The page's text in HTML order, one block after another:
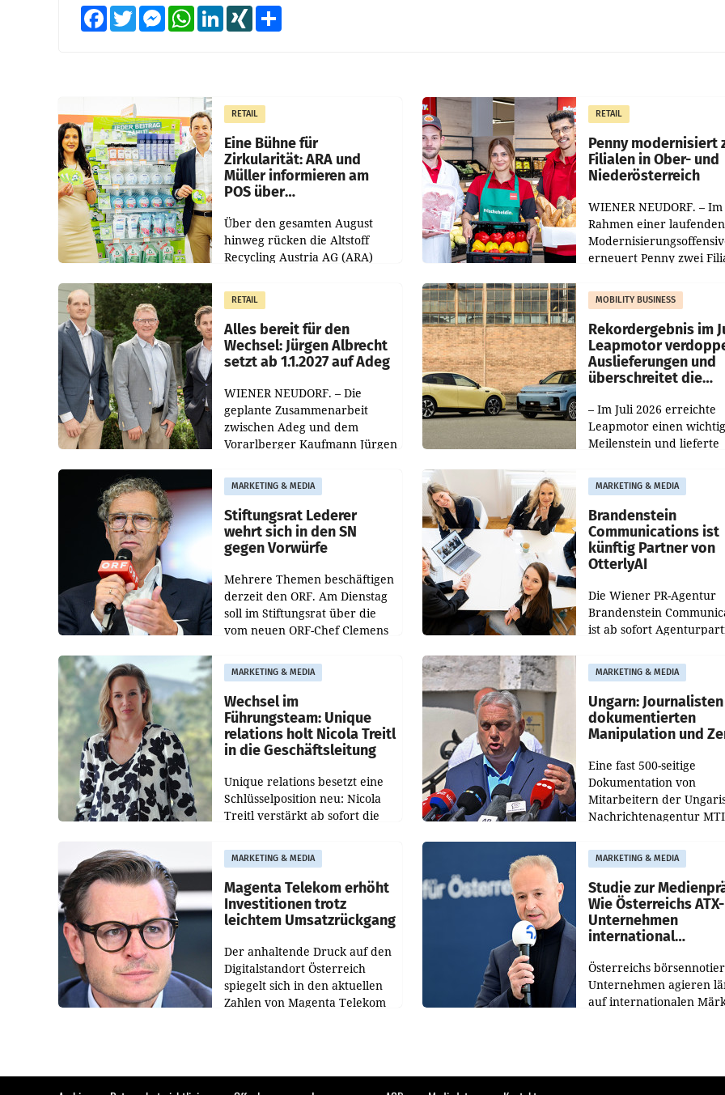
FacebookTwitter MessengerWhatsAppLinkedInXING
RETAIL
Eine Bühne für
Zirkularität: ARA und
Müller informieren am
POS über
Über den gesamten August
hinweg rücken die Altstoff
Recycling Austria AG (ARA)
Müller die Initiative „Kreislauf-
Helden“ in allen
österreichischen Müller-Filialen
RETAIL
Penny modernisiert
Filialen in Ober- und
Niederösterreich
WIENER NEUDORF. – Im
Rahmen einer laufenden
erneuert Penny zwei
Die beiden Standorte
Haag sowie im rund
RETAIL
Alles bereit für den
Wechsel: Jürgen Albrecht
setzt ab 1.1.2027 auf Adeg
WIENER NEUDORF. – Die
geplante Zusammenarbeit
zwischen Adeg und dem
Vorarlberger Kaufmann Jürgen
freigegeben: Die
Bundeswettbewerbsbehörde
und der Bundeskartellanwalt
MOBILITY BUSINESS
Rekordergebnis im
Leapmotor
Auslieferungen und
überschreitet die
– Im Juli 2026 erreichte
Leapmotor einen
Meilenstein und lieferte
aus, womit sich das
gegenüber Juli 2025
verdoppelte (+102
MARKETING & MEDIA
Stiftungsrat Lederer
wehrt sich in den SN
gegen Vorwürfe
Mehrere Themen beschäftigen
derzeit den ORF. Am Dienstag
soll im Stiftungsrat über die
vom neuen ORF-Chef Clemens
Besetzungen für die
Direktionen abgestimmt
werden.
MARKETING & MEDIA
Brandenstein
Communications ist
künftig Partner von
OtterlyAI
Die Wiener PR-Agentur
Brandenstein
ist ab sofort
Optimierungsplattform
OtterlyAI. Damit baut die
Agentur ihr
MARKETING & MEDIA
Wechsel im
Führungsteam: Unique
relations holt Nicola Treitl
in die Geschäftsleitung
Unique relations besetzt eine
Schlüsselposition neu: Nicola
Treitl verstärkt ab sofort die
PR-Agentur an der Seite von
Josef Kalina und Anna Kalina-
Mahr.
MARKETING & MEDIA
Ungarn: Journalisten
dokumentierten
Manipulation und
Eine fast 500-seitige
Dokumentation von
Mitarbeitern der
Nachrichtenagentur
Manipulation und Zensur
der Agentur während
MARKETING & MEDIA
Magenta Telekom erhöht
Investitionen trotz
leichtem Umsatzrückgang
Der anhaltende Druck auf den
Digitalstandort Österreich
spiegelt sich in den aktuellen
Zahlen von Magenta Telekom
MARKETING & MEDIA
Studie zur
Wie Österreichs ATX-
Unternehmen
international
Österreichs
Unternehmen agieren
auf internationalen